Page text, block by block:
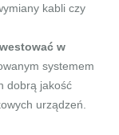
kabli czy
w
systemem
dobrą jakość
urządzeń.